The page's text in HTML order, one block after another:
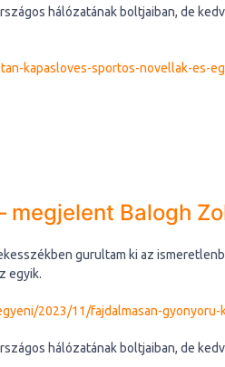
hálózatának boltjaiban, de
kapasloves-sportos-novellak-es-
megjelent Balogh
gurultam ki az
egyik.
2023/11/fajdalmasan-
hálózatának boltjaiban, de